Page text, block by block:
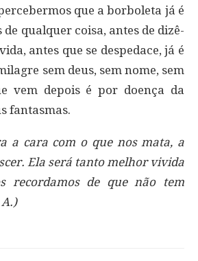
que a borboleta já é
qualquer coisa, antes de dizê-
antes que se despedace, já é
sem deus, sem nome, sem
vem depois é por doença da
fantasmas.
a cara com o que nos mata, a
Ela será tanto melhor vivida
recordamos de que não tem